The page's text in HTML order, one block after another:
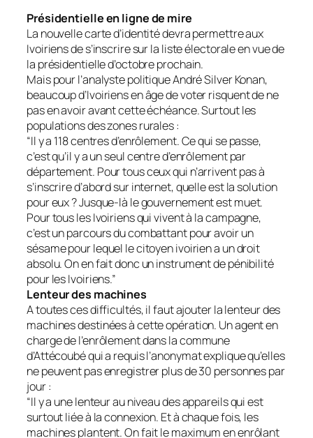
Présidentielle en ligne de mire
La nouvelle carte d’identité devra permettre aux
Ivoiriens de s’inscrire sur la liste électorale en vue de
la présidentielle d’octobre prochain.
Mais pour l’analyste politique André Silver Konan,
beaucoup d’Ivoiriens en âge de voter risquent de ne
pas en avoir avant cette échéance. Surtout les
populations des zones rurales :
“Il y a 118 centres d’enrôlement. Ce qui se passe,
c’est qu’il y a un seul centre d’enrôlement par
département. Pour tous ceux qui n’arrivent pas à
s’inscrire d’abord sur internet, quelle est la solution
pour eux ? Jusque-là le gouvernement est muet.
Pour tous les Ivoiriens qui vivent à la campagne,
c’est un parcours du combattant pour avoir un
sésame pour lequel le citoyen ivoirien a un droit
absolu. On en fait donc un instrument de pénibilité
pour les Ivoiriens.”
Lenteur des machines
A toutes ces difficultés, il faut ajouter la lenteur des
machines destinées à cette opération. Un agent en
charge de l’enrôlement dans la commune
d’Attécoubé qui a requis l’anonymat explique qu’elles
ne peuvent pas enregistrer plus de 30 personnes par
jour :
“Il y a une lenteur au niveau des appareils qui est
surtout liée à la connexion. Et à chaque fois, les
machines plantent. On fait le maximum en enrôlant